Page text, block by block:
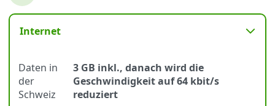
Datenschutz
Internet
Daten in
der
Schweiz
3 GB inkl., danach wird die
Geschwindigkeit auf 64 kbit/s
reduziert